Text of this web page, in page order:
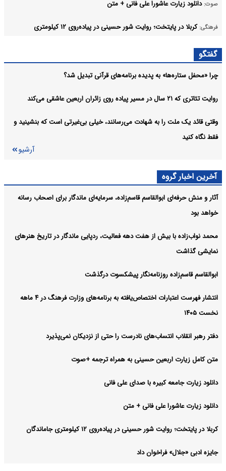
صوت: دانلود زیارت عاشورا علی فانی + متن
فرهنگی:
کربلا در پایتخت؛ روایت شور حسینی در پیاده‌روی ۱۲ کیلومتری
فرهنگی: جایزه ادبی «جلال» فراخوان داد
گفتگو
چرا «محفل ستاره‌ها» به پدیده برنامه‌های قرآنی تبدیل شد؟
روایت تئاتری که ۲۱ سال در مسیر پیاده روی زائران اربعین عاشقی می‌کند
وقتی قائد یک ملت را به شهادت می‌رسانند، خیلی بی‌غیرتی است که بنشینید و
فقط نگاه کنید
آرشیو
آخرین اخبار گروه
آثار و منش حرفه‌ای ابوالقاسم قاسم‌زاده، سرمایه‌ای ماندگار برای اصحاب رسانه
خواهد بود
محمد نواب‌زاده با بیش از هفت دهه فعالیت، ردپایی ماندگار در تاریخ هنرهای
نمایشی گذاشت
ابوالقاسم قاسم‌زاده روزنامه‌نگار پیشکسوت درگذشت
انتشار فهرست اعتبارات اختصاص‌یافته به برنامه‌های وزارت فرهنگ در ۴ ماهه
نخست ۱۴۰۵
دفتر رهبر انقلاب انتساب‌های نادرست را حتی از نزدیکان نمی‌پذیرد
متن کامل زیارت اربعین حسینی به همراه ترجمه +صوت
دانلود زیارت جامعه کبیره با صدای علی فانی
دانلود زیارت عاشورا علی فانی + متن
کربلا در پایتخت؛ روایت شور حسینی در پیاده‌روی ۱۲ کیلومتری جاماندگان
جایزه ادبی «جلال» فراخوان داد